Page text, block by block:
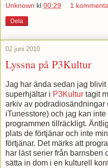
Unknown kl 00:29 1
Dela
02 juni 2010
Lyssna på P3Kultur
Jag har ända sedan jag
superhjältar i P3Kultur tagit
arkiv av podradiosändningar
iTunesstore) och jag kan
programmen tillräckligt.
plats de förtjänar och inte
förtjänar. Det märks att
har läst serier från barnsben
sätta in dom i en kulturell